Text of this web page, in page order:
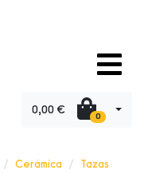
0,00 € 0
Cerámica
Tazas